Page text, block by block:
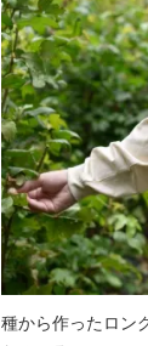
種から作ったロ